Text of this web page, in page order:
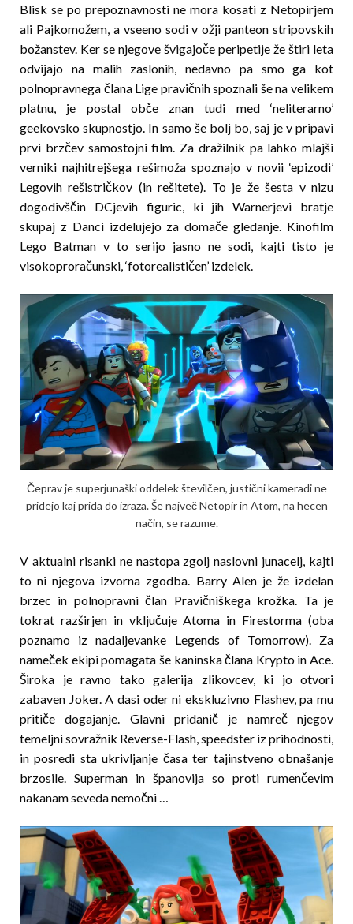
Blisk se po prepoznavnosti ne mora kosati z Netopirjem
ali Pajkomožem, a vseeno sodi v ožji panteon stripovskih
božanstev. Ker se njegove švigajoče peripetije že štiri leta
odvijajo na malih zaslonih, nedavno pa smo ga kot
polnopravnega člana Lige pravičnih spoznali še na velikem
platnu, je postal obče znan tudi med ‘neliterarno’
geekovsko skupnostjo. In samo še bolj bo, saj je v pripavi
prvi brzčev samostojni film. Za dražilnik pa lahko mlajši
verniki najhitrejšega rešimoža spoznajo v novii ‘epizodi’
Legovih rešistričkov (in rešitete). To je že šesta v nizu
dogodivščin DCjevih figuric, ki jih Warnerjevi bratje
skupaj z Danci izdelujejo za domače gledanje. Kinofilm
Lego Batman v to serijo jasno ne sodi, kajti tisto je
visokoproračunski, ‘fotorealističen’ izdelek.
Čeprav je superjunaški oddelek številčen, justični kameradi ne
pridejo kaj prida do izraza. Še največ Netopir in Atom, na hecen
način, se razume.
V aktualni risanki ne nastopa zgolj naslovni junacelj, kajti
to ni njegova izvorna zgodba. Barry Alen je že izdelan
brzec in polnopravni član Pravičniškega krožka. Ta je
tokrat razširjen in vključuje Atoma in Firestorma (oba
poznamo iz nadaljevanke Legends of Tomorrow). Za
nameček ekipi pomagata še kaninska člana Krypto in Ace.
Široka je ravno tako galerija zlikovcev, ki jo otvori
zabaven Joker. A dasi oder ni ekskluzivno Flashev, pa mu
pritiče dogajanje. Glavni pridanič je namreč njegov
temeljni sovražnik Reverse-Flash, speedster iz prihodnosti,
in posredi sta ukrivljanje časa ter tajinstveno obnašanje
brzosile. Superman in španovija so proti rumenčevim
nakanam seveda nemočni …